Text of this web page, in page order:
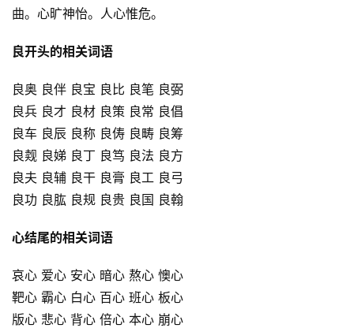
曲。心旷神怡。人心惟危。
良开头的相关词语
良奥 良伴 良宝 良比 良笔 良弼
良兵 良才 良材 良策 良常 良倡
良车 良辰 良称 良俦 良畴 良筹
良觌 良娣 良丁 良笃 良法 良方
良夫 良辅 良干 良膏 良工 良弓
良功 良肱 良规 良贵 良国 良翰
心结尾的相关词语
哀心 爱心 安心 暗心 熬心 懊心
靶心 霸心 白心 百心 班心 板心
版心 悲心 背心 倍心 本心 崩心